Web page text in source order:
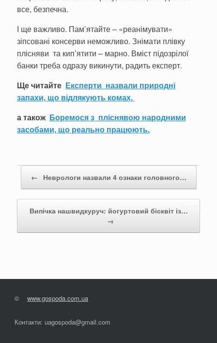
все, безпечна.
І ще важливо. Пам’ятайте – «реанімувати»
зіпсовані консерви неможливо. Знімати плівку
плісняви та кип’ятити – марно. Вміст підозрілої
банки треба одразу викинути, радить експерт.
Ще читайте Експерти назвали природні
запахи, що відлякують комах,
а також Боремося з пліснявою народними
засобами, що реально працюють.
← Неврологи назвали 4 ознаки головного…
Випічка нашвидкуруч: йогуртовий бісквіт із…
→
© www.gospoda.com.ua
Контакти: uagospoda@gmail.com